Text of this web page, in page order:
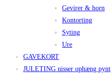
Gevirer & horn
Kontorting
Syting
Ure
GAVEKORT
JULETING nisser ophæng pynt